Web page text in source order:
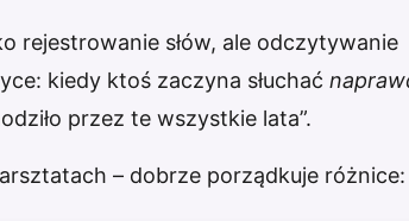
rejestrowanie słów, ale odczytywanie
kiedy ktoś zaczyna słuchać
przez te wszystkie lata”.
– dobrze porządkuje różnice: